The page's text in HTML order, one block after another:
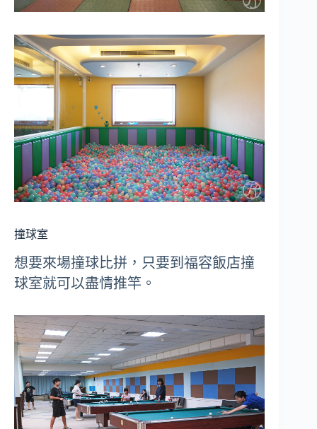
撞球室
想要來場撞球比拼，只要到福容飯店撞
球室就可以盡情推竿。